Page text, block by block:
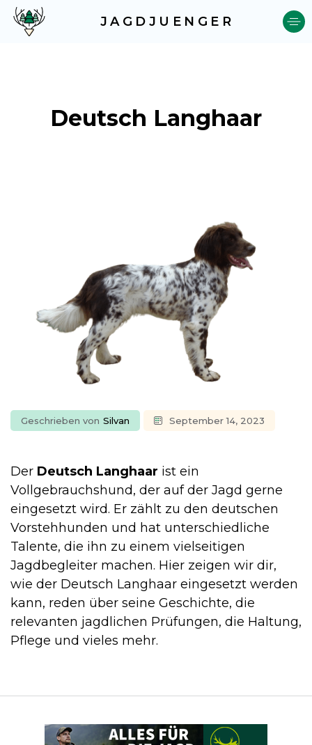
JAGDJUENGER
Deutsch Langhaar
Geschrieben von Silvan September 14, 2023
Der Deutsch Langhaar ist ein
Vollgebrauchshund, der auf der Jagd gerne
eingesetzt wird. Er zählt zu den deutschen
Vorstehhunden und hat unterschiedliche
Talente, die ihn zu einem vielseitigen
Jagdbegleiter machen. Hier zeigen wir dir,
wie der Deutsch Langhaar eingesetzt werden
kann, reden über seine Geschichte, die
relevanten jagdlichen Prüfungen, die Haltung,
Pflege und vieles mehr.